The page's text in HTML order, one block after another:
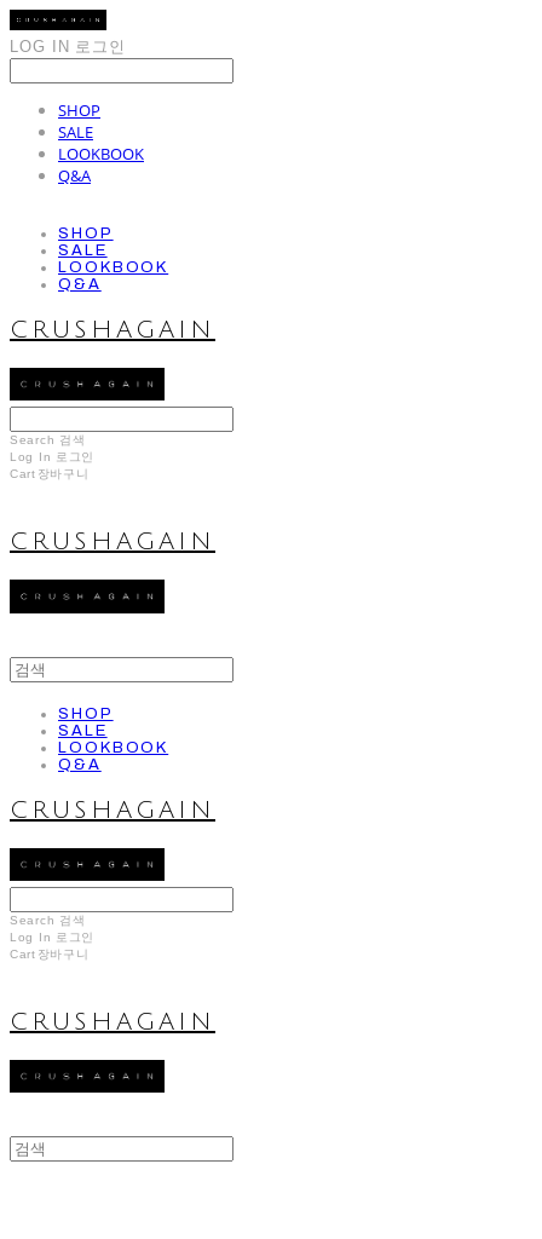
LOG IN 로그인
SHOP
SALE
LOOKBOOK
Q&A
SHOP
SALE
LOOKBOOK
Q&A
CRUSHAGAIN
Search 검색
Log In 로그인
Cart 장바구니
CRUSHAGAIN
SHOP
SALE
LOOKBOOK
Q&A
CRUSHAGAIN
Search 검색
Log In
로그인
Cart 장바구니
CRUSHAGAIN